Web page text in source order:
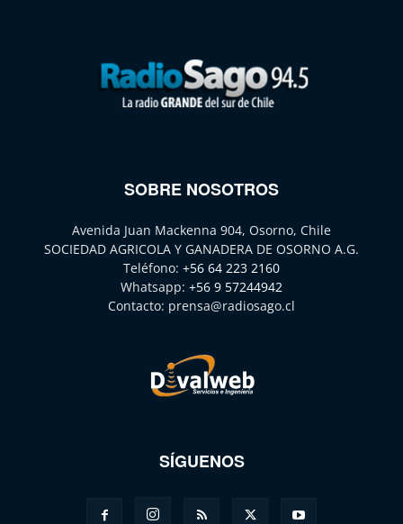
SOBRE NOSOTROS
Avenida Juan Mackenna 904, Osorno, Chile
SOCIEDAD AGRICOLA Y GANADERA DE OSORNO A.G.
Teléfono: +56 64 223 2160
Whatsapp: +56 9 57244942
Contacto: prensa@radiosago.cl
SÍGUENOS